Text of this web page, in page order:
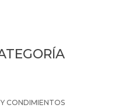
CONDIMIENTOS